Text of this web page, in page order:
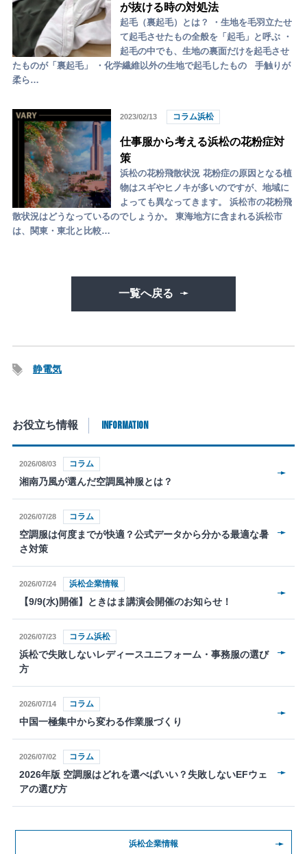
が抜ける時の対処法
起毛（裏起毛）とは？ ・生地を毛羽立たせ
て起毛させたもの全般を「起毛」と呼ぶ ・
起毛の中でも、生地の裏面だけを起毛させ
たものが「裏起毛」 ・化学繊維以外の生地で起毛したもの 手触りが
柔ら…
2023/02/13 コラム浜松
仕事服から考える浜松の花粉症対
策
浜松の花粉飛散状況 花粉症の原因となる植
物はスギやヒノキが多いのですが、地域に
よっても異なってきます。 浜松市の花粉飛
散状況はどうなっているのでしょうか。 東海地方に含まれる浜松市
は、関東・東北と比較…
一覧へ戻る
静電気
お役立ち情報 INFORMATION
2026/08/03 コラム
湘南乃風が選んだ空調風神服とは？
2026/07/28 コラム
空調服は何度までが快適？公式データから分かる最適な暑
さ対策
2026/07/24 浜松企業情報
【9/9(水)開催】ときはま講演会開催のお知らせ！
2026/07/23 コラム浜松
浜松で失敗しないレディースユニフォーム・事務服の選び
方
2026/07/14 コラム
中国一極集中から変わる作業服づくり
2026/07/02 コラム
2026年版 空調服はどれを選べばいい？失敗しないEFウェ
アの選び方
浜松企業情報